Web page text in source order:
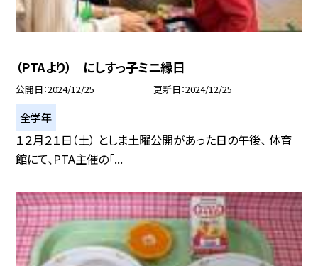
（PTAより） にしすっ子ミニ縁日
公開日 2024/12/25 更新日 2024/12/25
全学年
１２月２１日（土） としま土曜公開があった日の午後、 体育
館にて、PTA主催の「...